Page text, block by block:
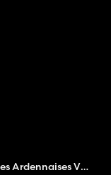
Les Plaines Ardennaises V2 TP Edit